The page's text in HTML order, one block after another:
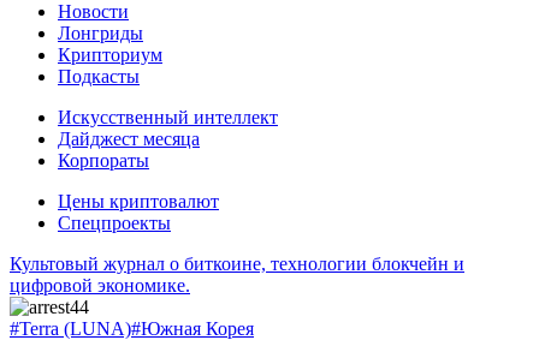
Новости
Лонгриды
Крипториум
Подкасты
Искусственный интеллект
Дайджест месяца
Корпораты
Цены криптовалют
Спецпроекты
Культовый журнал о биткоине, технологии блокчейн и
цифровой экономике.
#Terra (LUNA)#Южная Корея